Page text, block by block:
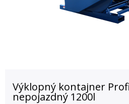
Výklopný kontajner
nepojazdný 1200l